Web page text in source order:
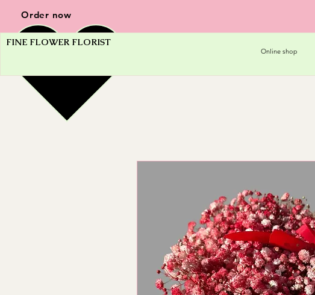
Order now
FINE FLOWER FLORIST
Online shop